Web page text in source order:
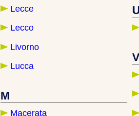
Lecce
Lecco
Livorno
Lucca
M
Macerata
V